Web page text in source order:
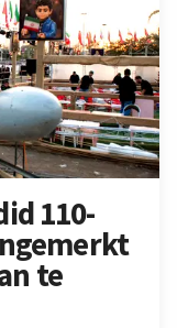
110-
te